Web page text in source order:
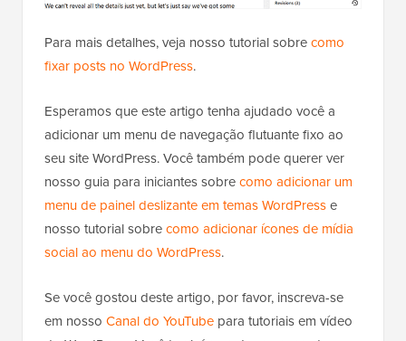
Para mais detalhes, veja nosso tutorial sobrecomo
fixar posts no WordPress.
Esperamos que este artigo tenha ajudado você a
adicionar um menu de navegação flutuante fixo ao
seu site WordPress. Você também pode querer ver
nosso guia para iniciantes sobrecomo adicionar um
menu de painel deslizante em temas WordPresse
nosso tutorial sobrecomo adicionar ícones de mídia
social ao menu do WordPress.
Se você gostou deste artigo, por favor, inscreva-se
em nosso Canal do YouTube para tutoriais em vídeo